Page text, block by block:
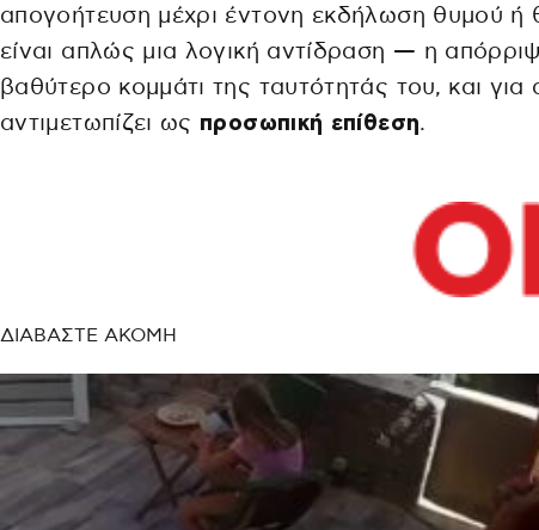
απογοήτευση μέχρι έντονη εκδήλωση θυμού ή
είναι απλώς μια λογική αντίδραση — η
βαθύτερο κομμάτι της ταυτότητάς του, και για
αντιμετωπίζει ως προσωπική επίθεση.
ΔΙΑΒΑΣΤΕ ΑΚΟΜΗ